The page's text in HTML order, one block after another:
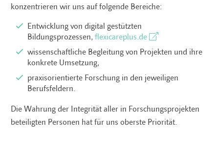
konzentrieren wir uns auf folgende Bereiche:
Entwicklung von digital gestützten
Bildungsprozessen,flexicareplus.de
wissenschaftliche Begleitung von Projekten und ihre
konkrete Umsetzung,
praxisorientierte Forschung in den jeweiligen
Berufsfeldern.
Die Wahrung der Integrität aller in Forschungsprojekten
beteiligten Personen hat für uns oberste Priorität.